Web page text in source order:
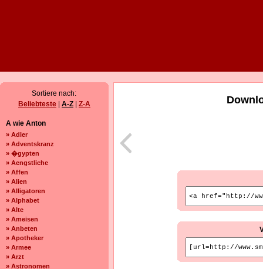
Sortiere nach:
Beliebteste
A-Z Z-A
A wie Anton
» Adler
» Adventskranz
» �gypten
» Aengstliche
» Affen
» Alien
» Alligatoren
» Alphabet
» Alte
» Ameisen
» Anbeten
» Apotheker
» Armee
» Arzt
» Astronomen